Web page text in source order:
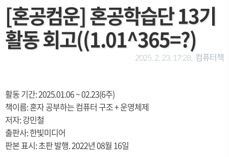
[혼공컴운] 혼공학습단 13기
활동 회고((1.01^365=?)
2025. 2. 23. 17:28, 컴퓨터책
활동 기간: 2025.01.06 ~ 02.23(6주)
책이름: 혼자 공부하는 컴퓨터 구조 + 운영체제
저자: 강민철
출판사: 한빛미디어
판본 표시: 초판 발행. 2022년 08월 16일